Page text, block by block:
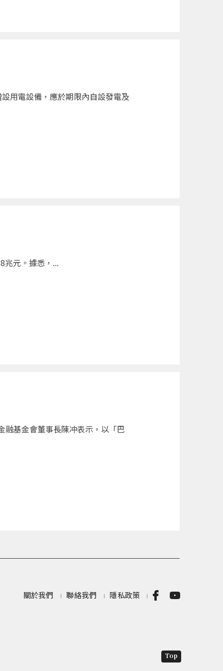
用電設備，應於期限內自設發電及
兆元。據悉，...
融基金會董事長陳冲表示，以「巴
關於我們 聯絡我們 隱私政策
Top